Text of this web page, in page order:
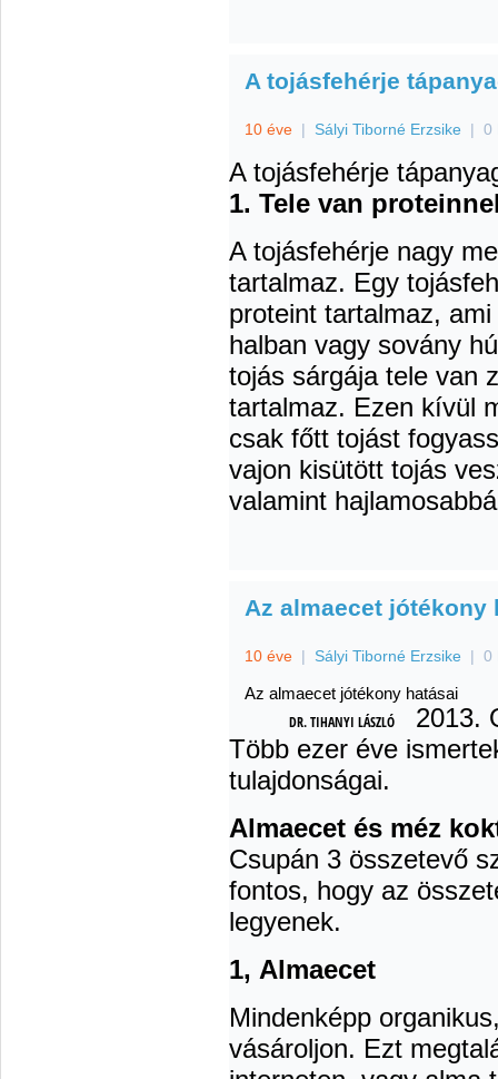
A tojásfehérje
10 éve | Sályi Tiborné Erzsike | 0
A tojásfehérje
1. Tele van
A tojásfehérje nagy
tartalmaz. Egy
proteint tartalmaz,
halban vagy sovány
tojás sárgája tele van
tartalmaz. Ezen kívül
csak főtt tojást
vajon kisütött tojás
valamint
Az almaecet jótékony
10 éve | Sályi Tiborné Erzsike | 0
Az almaecet jótékony hatásai
DR. TIHANYI LÁSZLÓ
2013.
Több ezer éve
tulajdonságai.
Almaecet és méz
Csupán 3 összetevő
fontos, hogy az
legyenek.
1, Almaecet
Mindenképp
vásároljon. Ezt